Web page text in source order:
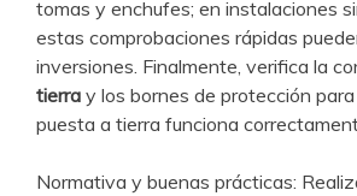
tomas y enchufes; en instalaciones
estas comprobaciones rápidas
inversiones. Finalmente, verifica la
tierra y los bornes de protección
puesta a tierra funciona
Normativa y buenas prácticas: